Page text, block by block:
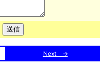
Next →